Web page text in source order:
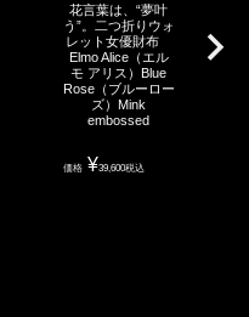
花言葉は、“夢叶
う”。二つ折りウォ
レット女優財布
Elmo Alice（エル
モ アリス）Blue
Rose（ブルーロー
ズ）Mink
embossed
価格 ¥39,600税込